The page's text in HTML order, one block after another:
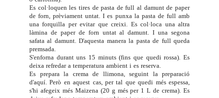
Es col·loquen les tires de pasta de full al damunt de paper
de forn, prèviament untat. I es punxa la pasta de full amb
una forquilla per evitar que creixi. Es col·loca una altra
làmina de paper de forn untat al damunt. I una segona
safata al damunt. D'aquesta manera la pasta de full queda
premsada.
S'enforna durant uns 15 minuts (fins que quedi rossa). Es
deixa refredar a temperatura ambient i es reserva.
Es prepara la crema de llimona, seguint la preparació
d'aquí. Però en aquest cas, per tal que quedi més espessa,
s'hi afegeix més Maizena (20 g més per 1 L de crema). Es